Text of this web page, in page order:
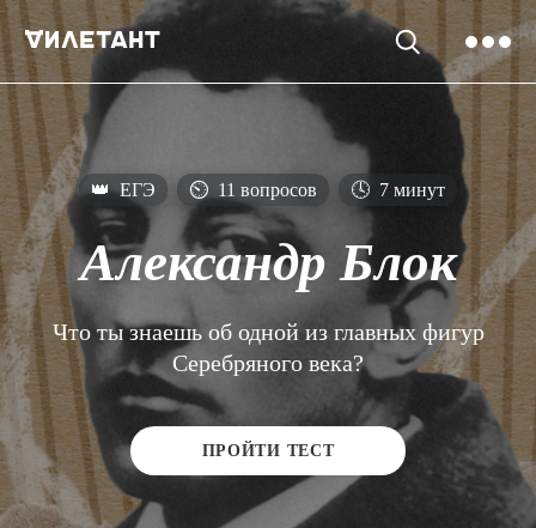
👑 ЕГЭ ⏲ 11 вопросов 🕓 7 минут
Александр Блок
Что ты знаешь об одной из главных фигур
Серебряного века?
ПРОЙТИ ТЕСТ